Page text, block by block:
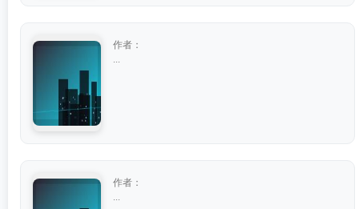
作者：
作者：